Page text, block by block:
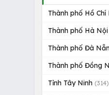
Thành phố Hồ Chí
Thành phố Hà Nội
Thành phố Đà
Thành phố Đồng
Tỉnh Tây Ninh (314)